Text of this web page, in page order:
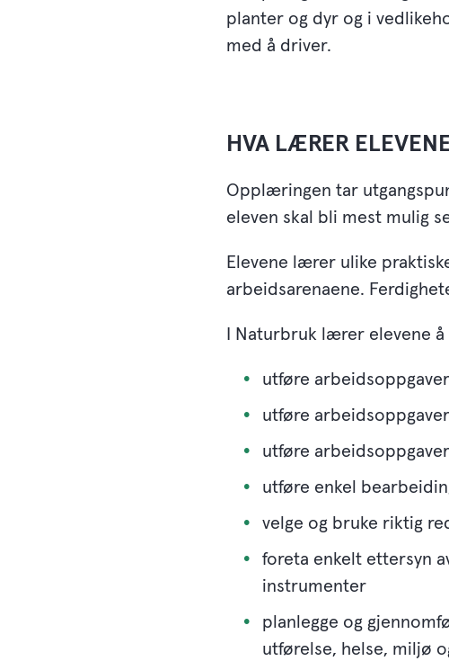
planter og dyr og i
med å driver.
HVA LÆRER
Opplæringen tar
eleven skal bli mest mulig
Elevene lærer ulike
arbeidsarenaene.
I Naturbruk lærer elevene å
utføre
utføre
utføre
utføre enkel
velge og bruke riktig
foreta enkelt ettersyn
instrumenter
planlegge og
utførelse, helse, miljø